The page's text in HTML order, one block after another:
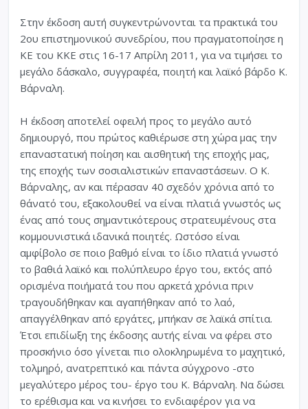
Στην έκδοση αυτή συγκεντρώνονται τα πρακτικά του
2ου επιστημονικού συνεδρίου, που πραγματοποίησε η
ΚΕ του ΚΚΕ στις 16-17 Απρίλη 2011, για να τιμήσει το
μεγάλο δάσκαλο, συγγραφέα, ποιητή και λαϊκό βάρδο Κ.
Βάρναλη.
Η έκδοση αποτελεί οφειλή προς το μεγάλο αυτό
δημιουργό, που πρώτος καθιέρωσε στη χώρα μας την
επαναστατική ποίηση και αισθητική της εποχής μας,
της εποχής των σοσιαλιστικών επαναστάσεων. O Κ.
Βάρναλης, αν και πέρασαν 40 σχεδόν χρόνια από το
θάνατό του, εξακολουθεί να είναι πλατιά γνωστός ως
ένας από τους σημαντικότερους στρατευμένους στα
κομμουνιστικά ιδανικά ποιητές. Ωστόσο είναι
αμφίβολο σε ποιο βαθμό είναι το ίδιο πλατιά γνωστό
το βαθιά λαϊκό και πολύπλευρο έργο του, εκτός από
ορισμένα ποιήματά του που αρκετά χρόνια πριν
τραγουδήθηκαν και αγαπήθηκαν από το λαό,
απαγγέλθηκαν από εργάτες, μπήκαν σε λαϊκά σπίτια.
Έτσι επιδίωξη της έκδοσης αυτής είναι να φέρει στο
προσκήνιο όσο γίνεται πιο ολοκληρωμένα το μαχητικό,
τολμηρό, ανατρεπτικό και πάντα σύγχρονο -στο
μεγαλύτερο μέρος του- έργο του Κ. Βάρναλη. Να δώσει
το ερέθισμα και να κινήσει το ενδιαφέρον για να